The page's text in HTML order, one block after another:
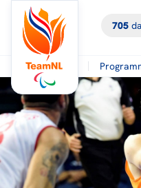
705